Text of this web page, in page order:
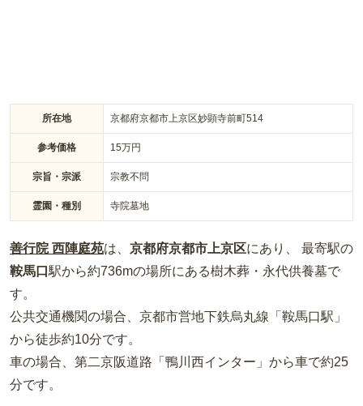
所在地 京都府京都市上京区妙顕寺前町514
参考価格 15万円
宗旨・宗派 宗教不問
霊園・種別 寺院墓地
善行院 西陣庭苑は、 京都府京都市上京区にあり、 最寄駅の
鞍馬口 駅から約736mの場所にある樹木葬・永代供養墓で
す。
公共交通機関の場合 、京都市営地下鉄烏丸線「鞍馬口駅」
から徒歩約10分です。
車の場合 、第二京阪道路「鴨川西インター」から車で約25
分です。